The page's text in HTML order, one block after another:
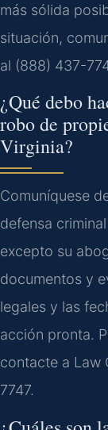
más sólida
situación,
al (888) 437-
¿Qué debo
robo de
Virginia?
Comuníquese
defensa
excepto su
documentos y
legales y las
acción pronta.
contacte a Law
7747.